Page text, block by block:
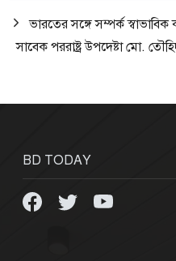
ভারতের সঙ্গে সম্পর্ক
সাবেক পররাষ্ট্র উপদেষ্টা মো.
BD TODAY